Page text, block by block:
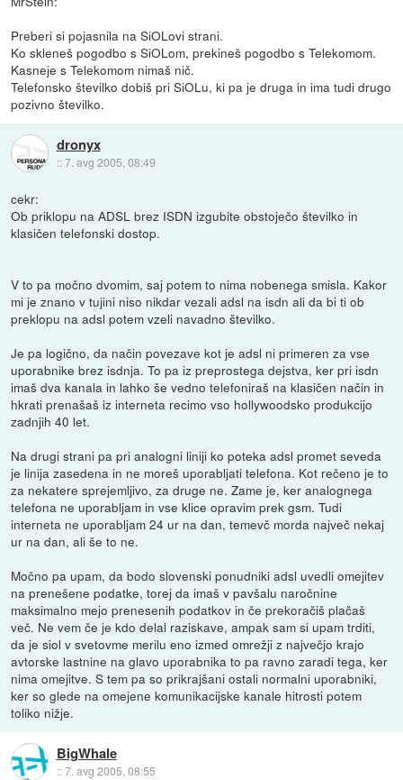
Preberi si pojasnila na SiOLovi strani.
Ko skleneš pogodbo s SiOLom, prekineš pogodbo s Telekomom.
Kasneje s Telekomom nimaš nič.
Telefonsko številko dobiš pri SiOLu, ki pa je druga in ima tudi drugo
pozivno številko.
dronyx
::7. avg 2005, 08:49
cekr:
Ob priklopu na ADSL brez ISDN izgubite obstoječo številko in
klasičen telefonski dostop.
V to pa močno dvomim, saj potem to nima nobenega smisla. Kakor
mi je znano v tujini niso nikdar vezali adsl na isdn ali da bi ti ob
preklopu na adsl potem vzeli navadno številko.
Je pa logično, da način povezave kot je adsl ni primeren za vse
uporabnike brez isdnja. To pa iz preprostega dejstva, ker pri isdn
imaš dva kanala in lahko še vedno telefoniraš na klasičen način in
hkrati prenašaš iz interneta recimo vso hollywoodsko produkcijo
zadnjih 40 let.
Na drugi strani pa pri analogni liniji ko poteka adsl promet seveda
je linija zasedena in ne moreš uporabljati telefona. Kot rečeno je to
za nekatere sprejemljivo, za druge ne. Zame je, ker analognega
telefona ne uporabljam in vse klice opravim prek gsm. Tudi
interneta ne uporabljam 24 ur na dan, temevč morda največ nekaj
ur na dan, ali še to ne.
Močno pa upam, da bodo slovenski ponudniki adsl uvedli omejitev
na prenešene podatke, torej da imaš v pavšalu naročnine
maksimalno mejo prenesenih podatkov in če prekoračiš plačaš
več. Ne vem če je kdo delal raziskave, ampak sam si upam trditi,
da je siol v svetovme merilu eno izmed omrežji z največjo krajo
avtorske lastnine na glavo uporabnika to pa ravno zaradi tega, ker
nima omejitve. S tem pa so prikrajšani ostali normalni uporabniki,
ker so glede na omejene komunikacijske kanale hitrosti potem
toliko nižje.
BigWhale
::7. avg 2005, 08:55